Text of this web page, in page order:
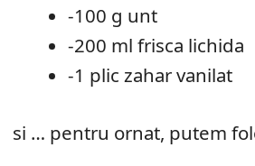
-100 g unt
-200 ml frisca lichida
-1 plic zahar vanilat
si … pentru ornat, putem